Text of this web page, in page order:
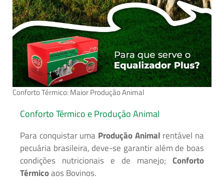
Conforto Térmico: Maior Produção Animal
Conforto Térmico e Produção Animal
Para conquistar uma Produção Animal rentável na
pecuária brasileira, deve-se garantir além de boas
condições nutricionais e de manejo; Conforto
Térmicoaos Bovinos.